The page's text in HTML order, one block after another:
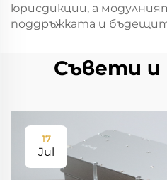
юрисдикции, а
поддръжката и
Съвети и
17
Jul